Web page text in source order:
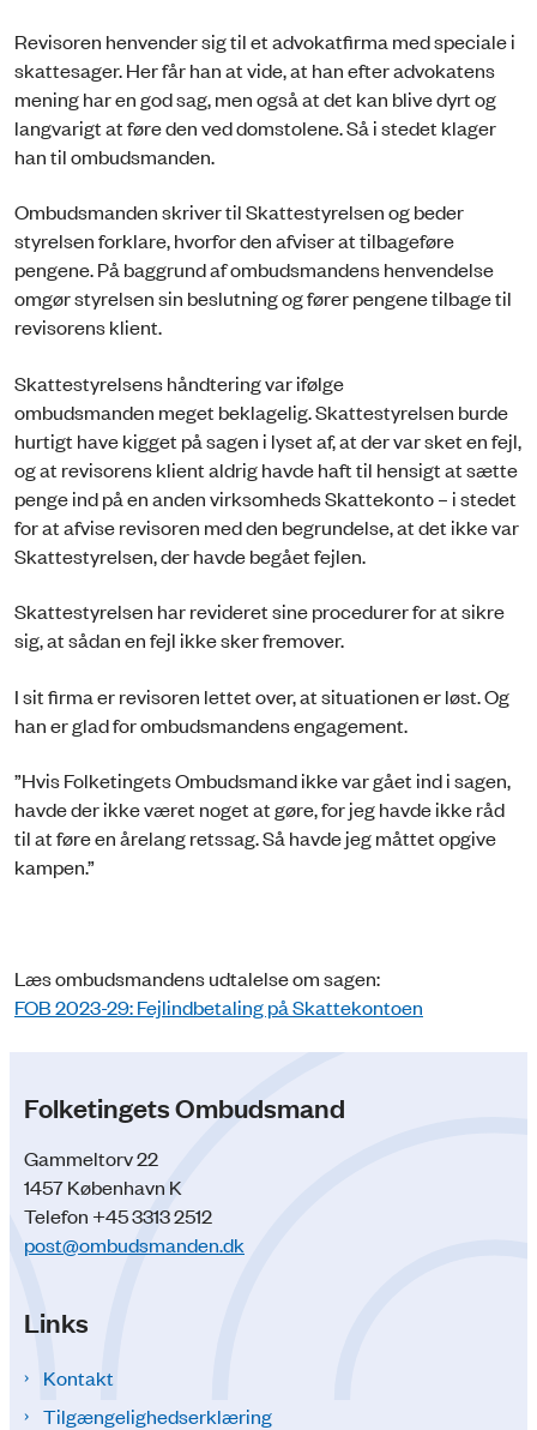
Revisoren henvender sig til et advokatfirma med speciale i
skattesager. Her får han at vide, at han efter advokatens
mening har en god sag, men også at det kan blive dyrt og
langvarigt at føre den ved domstolene. Så i stedet klager
han til ombudsmanden.
Ombudsmanden skriver til Skattestyrelsen og beder
styrelsen forklare, hvorfor den afviser at tilbageføre
pengene. På baggrund af ombudsmandens henvendelse
omgør styrelsen sin beslutning og fører pengene tilbage til
revisorens klient.
Skattestyrelsens håndtering var ifølge
ombudsmanden meget beklagelig. Skattestyrelsen burde
hurtigt have kigget på sagen i lyset af, at der var sket en fejl,
og at revisorens klient aldrig havde haft til hensigt at sætte
penge ind på en anden virksomheds Skattekonto – i stedet
for at afvise revisoren med den begrundelse, at det ikke var
Skattestyrelsen, der havde begået fejlen.
Skattestyrelsen har revideret sine procedurer for at sikre
sig, at sådan en fejl ikke sker fremover.
I sit firma er revisoren lettet over, at situationen er løst. Og
han er glad for ombudsmandens engagement.
”Hvis Folketingets Ombudsmand ikke var gået ind i sagen,
havde der ikke været noget at gøre, for jeg havde ikke råd
til at føre en årelang retssag. Så havde jeg måttet opgive
kampen.”
Læs ombudsmandens udtalelse om sagen:
FOB 2023-29: Fejlindbetaling på Skattekontoen
Folketingets Ombudsmand
Gammeltorv 22
1457 København K
Telefon +45 3313 2512
post@ombudsmanden.dk
Links
Kontakt
Tilgængelighedserklæring